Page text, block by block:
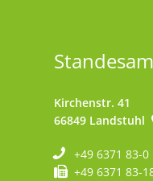
Kirchenstr. 41
66849 Landstuhl
+49 6371 83-0
+49 6371 83-